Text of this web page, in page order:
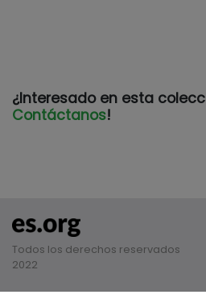
¿Interesado en esta
Contáctanos!
Todos los derechos reservados
2022